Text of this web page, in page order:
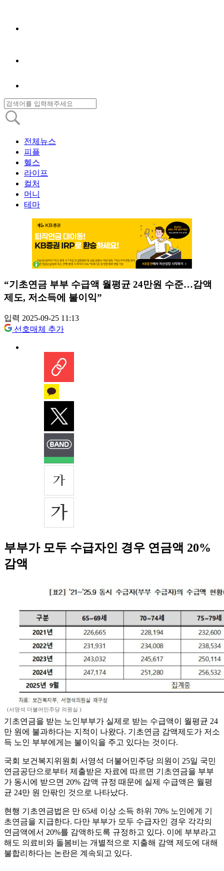
전체뉴스
피플
헬스
라이프
컬처
머니
테마
“기초연금 부부 수급액 월평균 24만원 수준…감액
제도, 저소득에 불이익”
입력 2025-09-25 11:13
선호매체 추가
부부가 모두 수급자인 경우 연금액 20%
감액
(서영석 더불어민주당 의원실 )
기초연금을 받는 노인부부가 실제로 받는 수급액이 월평균 24
만 원에 불과하다는 지적이 나왔다. 기초연금 감액제도가 저소
득 노인 부부에게는 불이익을 주고 있다는 것이다.
국회 보건복지위원회 서영석 더불어민주당 의원이 25일 국민
연금공단으로부터 제출받은 자료에 따르면 기초연금을 부부
가 동시에 받으면 20% 감액 규정 때문에 실제 수급액은 월평
균 24만 원 안팎인 것으로 나타났다.
현행 기초연금법은 만 65세 이상 소득 하위 70% 노인에게 기
초연금을 지급한다. 다만 부부가 모두 수급자인 경우 각각의
연금액에서 20%를 감액하도록 규정하고 있다. 이에 부부라고
해도 의료비와 돌봄비는 개별적으로 지출해 감액 제도에 대해
불합리하다는 논란은 계속되고 있다.